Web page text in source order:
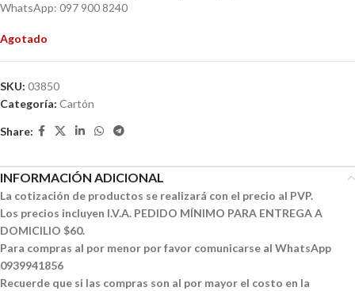
WhatsApp: 097 900 8240
Agotado
SKU: 03850
Categoría: Cartón
Share:
INFORMACIÓN ADICIONAL
La cotización de productos se realizará con el precio al PVP.
Los precios incluyen I.V.A. PEDIDO MÍNIMO PARA ENTREGA A
DOMICILIO $60.
Para compras al por menor por favor comunicarse al WhatsApp
0939941856
Recuerde que si las compras son al por mayor el costo en la